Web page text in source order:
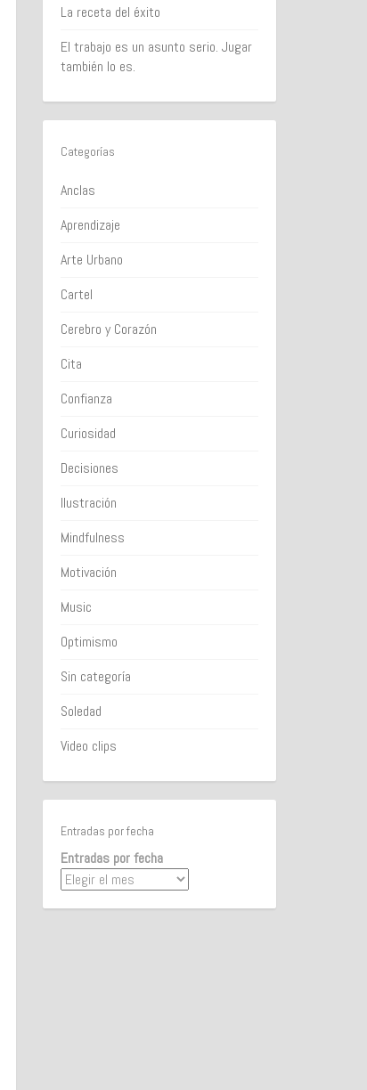
La receta del éxito
El trabajo es un asunto serio. Jugar
también lo es.
Categorías
Anclas
Aprendizaje
Arte Urbano
Cartel
Cerebro y Corazón
Cita
Confianza
Curiosidad
Decisiones
Ilustración
Mindfulness
Motivación
Music
Optimismo
Sin categoría
Soledad
Video clips
Entradas por fecha
Entradas por fecha